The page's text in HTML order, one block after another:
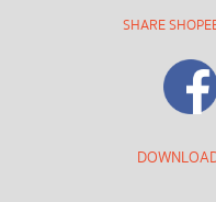
SHARE